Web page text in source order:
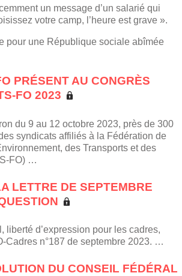
un message d’un salarié qui
votre camp, l’heure est grave ».
pour une République sociale abîmée
PRÉSENT AU CONGRÈS
FO 2023
du 9 au 12 octobre 2023, près de 300
syndicats affiliés à la Fédération de
des Transports et des
FO) …
LETTRE DE SEPTEMBRE
liberté d’expression pour les cadres,
Cadres n°187 de septembre 2023. …
DU CONSEIL FÉDÉRAL